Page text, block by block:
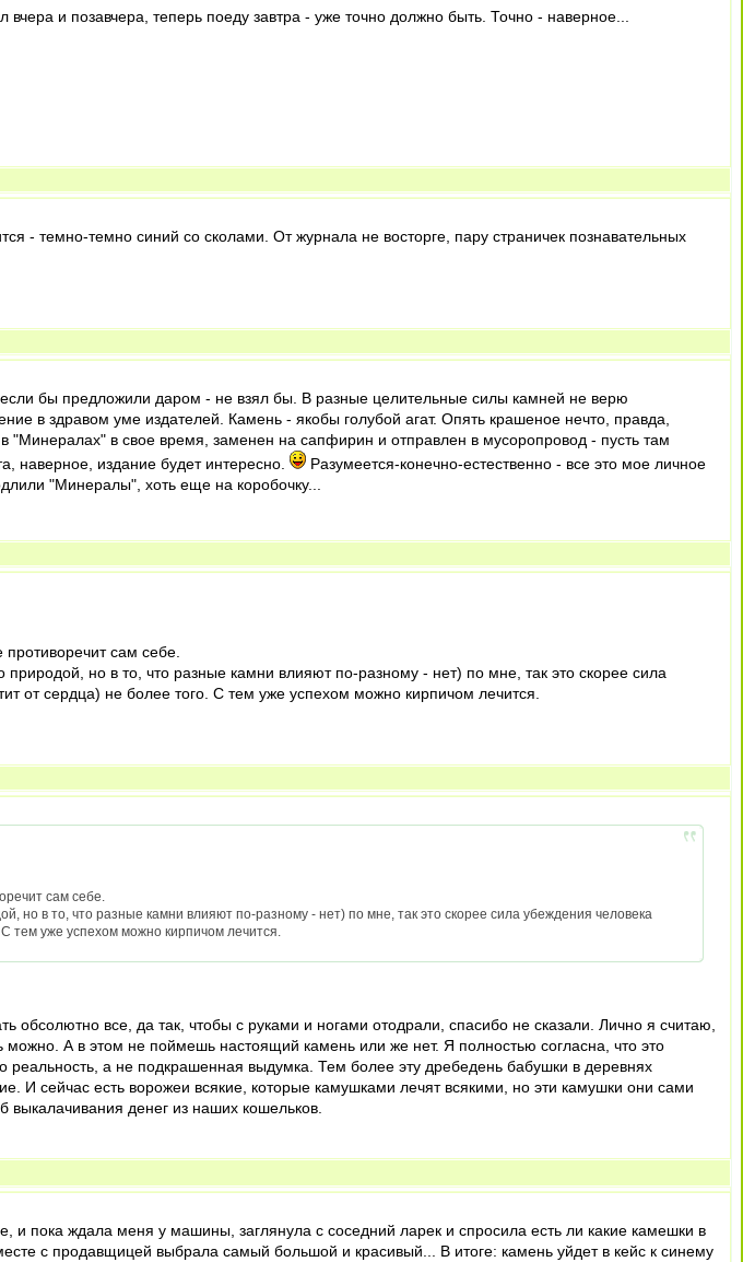
и позавчера, теперь поеду завтра - уже точно должно быть. Точно - наверное...
- темно-темно синий со сколами. От журнала не восторге, пару страничек познавательных
бы предложили даром - не взял бы. В разные целительные силы камней не верю
в здравом уме издателей. Камень - якобы голубой агат. Опять крашеное нечто, правда,
в свое время, заменен на сапфирин и отправлен в мусоропровод - пусть там
наверное, издание будет интересно.
Разумеется-конечно-естественно - все это мое личное
"Минералы", хоть еще на коробочку...
сам себе.
но в то, что разные камни влияют по-разному - нет) по мне, так это скорее сила
от сердца) не более того. С тем уже успехом можно кирпичом лечится.
сам себе.
но в то, что разные камни влияют по-разному - нет) по мне, так это скорее сила убеждения человека
тем уже успехом можно кирпичом лечится.
все, да так, чтобы с руками и ногами отодрали, спасибо не сказали. Лично я считаю,
А в этом не поймешь настоящий камень или же нет. Я полностью согласна, что это
а не подкрашенная выдумка. Тем более эту дребедень бабушки в деревнях
И сейчас есть ворожеи всякие, которые камушками лечят всякими, но эти камушки они сами
денег из наших кошельков.
пока ждала меня у машины, заглянула с соседний ларек и спросила есть ли какие камешки в
с продавщицей выбрала самый большой и красивый... В итоге: камень уйдет в кейс к синему